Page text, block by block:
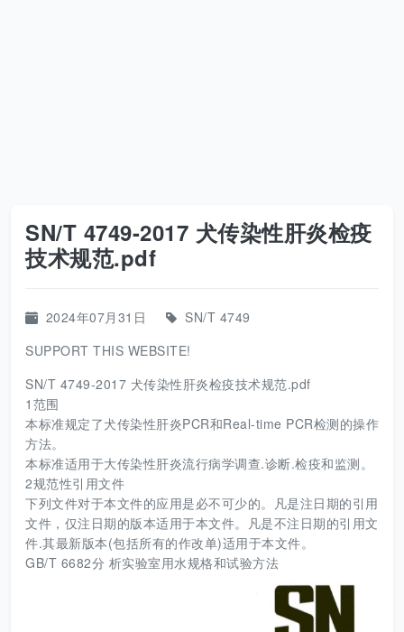
SN/T 4749-2017 犬传染性肝炎检疫
技术规范.pdf
2024年07月31日
SN/T 4749
SUPPORT THIS WEBSITE!
SN/T 4749-2017 犬传染性肝炎检疫技术规范.pdf
1范围
本标准规定了犬传染性肝炎PCR和Real-time PCR检测的操作
方法。
本标准适用于大传染性肝炎流行病学调查.诊断.检疫和监测。
2规范性引用文件
下列文件对于本文件的应用是必不可少的。凡是注日期的引用
文件，仅注日期的版本适用于本文件。凡是不注日期的引用文
件.其最新版本(包括所有的作改单)适用于本文件。
GB/T 6682分 析实验室用水规格和试验方法